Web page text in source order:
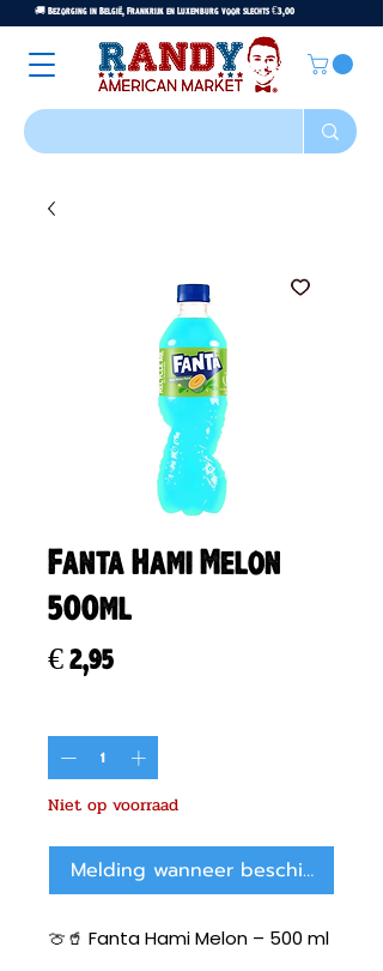
🚚 Bezorging in België, Frankrijk en Luxemburg voor slechts €3,00
Fanta Hami Melon
500ml
€ 2,95Prijs
Niet op voorraad
Melding wanneer beschikbaar
🍈🥤 Fanta Hami Melon – 500 ml